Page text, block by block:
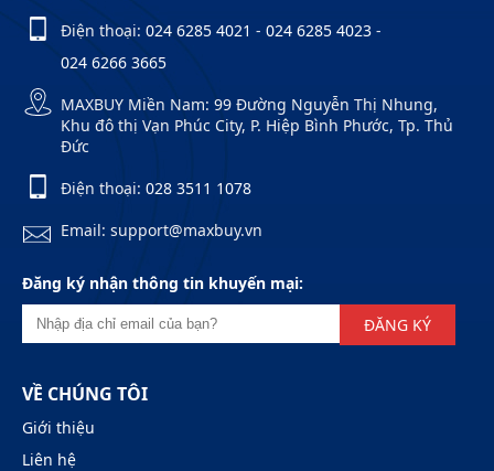
Điện thoại: 024 6285 4021 - 024 6285 4023 -
024 6266 3665
MAXBUY Miền Nam: 99 Đường Nguyễn Thị Nhung,
Khu đô thị Vạn Phúc City, P. Hiệp Bình Phước, Tp. Thủ
Đức
Điện thoại: 028 3511 1078
Email: support@maxbuy.vn
Đăng ký nhận thông tin khuyến mại:
ĐĂNG KÝ
VỀ CHÚNG TÔI
Giới thiệu
Liên hệ